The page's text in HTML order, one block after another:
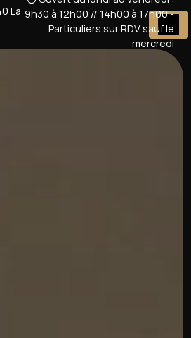
La 9h30 à 12h00 // 14h00 à 17h00 -
Particuliers sur RDV sauf le
mercredi
cookies